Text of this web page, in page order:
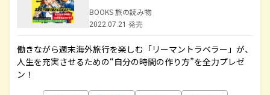
BOOKS 旅の読み物
2022.07.21 発売
働きながら週末海外旅行を楽しむ「リーマントラベラー」が、
人生を充実させるための“自分の時間の作り方”を全力プレゼ
ン！